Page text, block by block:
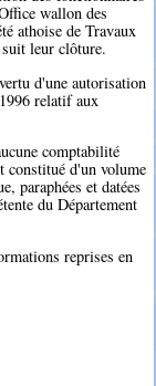
wallon des
athoise de Travaux
leur clôture.
d'une autorisation
relatif aux
comptabilité
constitué d'un volume
paraphées et datées
du Département
reprises en